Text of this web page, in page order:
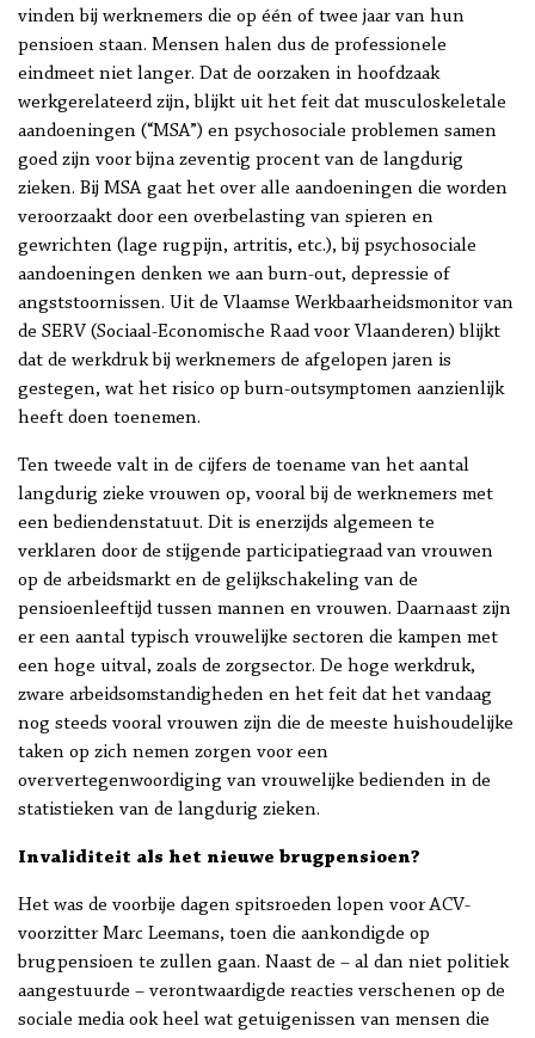
vinden bij werknemers die op één of twee jaar van hun
pensioen staan. Mensen halen dus de professionele
eindmeet niet langer. Dat de oorzaken in hoofdzaak
werkgerelateerd zijn, blijkt uit het feit dat musculoskeletale
aandoeningen (“MSA”) en psychosociale problemen samen
goed zijn voor bijna zeventig procent van de langdurig
zieken. Bij MSA gaat het over alle aandoeningen die worden
veroorzaakt door een overbelasting van spieren en
gewrichten (lage rugpijn, artritis, etc.), bij psychosociale
aandoeningen denken we aan burn-out, depressie of
angststoornissen. Uit de Vlaamse Werkbaarheidsmonitor van
de SERV (Sociaal-Economische Raad voor Vlaanderen) blijkt
dat de werkdruk bij werknemers de afgelopen jaren is
gestegen, wat het risico op burn-outsymptomen aanzienlijk
heeft doen toenemen.
Ten tweede valt in de cijfers de toename van het aantal
langdurig zieke vrouwen op, vooral bij de werknemers met
een bediendenstatuut. Dit is enerzijds algemeen te
verklaren door de stijgende participatiegraad van vrouwen
op de arbeidsmarkt en de gelijkschakeling van de
pensioenleeftijd tussen mannen en vrouwen. Daarnaast zijn
er een aantal typisch vrouwelijke sectoren die kampen met
een hoge uitval, zoals de zorgsector. De hoge werkdruk,
zware arbeidsomstandigheden en het feit dat het vandaag
nog steeds vooral vrouwen zijn die de meeste huishoudelijke
taken op zich nemen zorgen voor een
oververtegenwoordiging van vrouwelijke bedienden in de
statistieken van de langdurig zieken.
Invaliditeit als het nieuwe brugpensioen?
Het was de voorbije dagen spitsroeden lopen voor ACV-
voorzitter Marc Leemans, toen die aankondigde op
brugpensioen te zullen gaan. Naast de – al dan niet politiek
aangestuurde – verontwaardigde reacties verschenen op de
sociale media ook heel wat getuigenissen van mensen die